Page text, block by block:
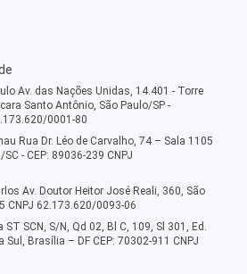
Av. das Nações Unidas, 14.401 - Torre
Santo Antônio, São Paulo/SP -
0001-80
Rua Dr. Léo de Carvalho, 74 – Sala 1105
- CEP: 89036-239 CNPJ
Av. Doutor Heitor José Reali, 360, São
CNPJ 62.173.620/0093-06
SCN, S/N, Qd 02, Bl C, 109, Sl 301, Ed.
Brasília – DF CEP: 70302-911 CNPJ